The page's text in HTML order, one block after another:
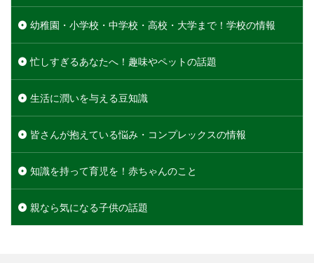
幼稚園・小学校・中学校・高校・大学まで！学校の情報
忙しすぎるあなたへ！趣味やペットの話題
生活に潤いを与える豆知識
皆さんが抱えている悩み・コンプレックスの情報
知識を持って育児を！赤ちゃんのこと
親なら気になる子供の話題